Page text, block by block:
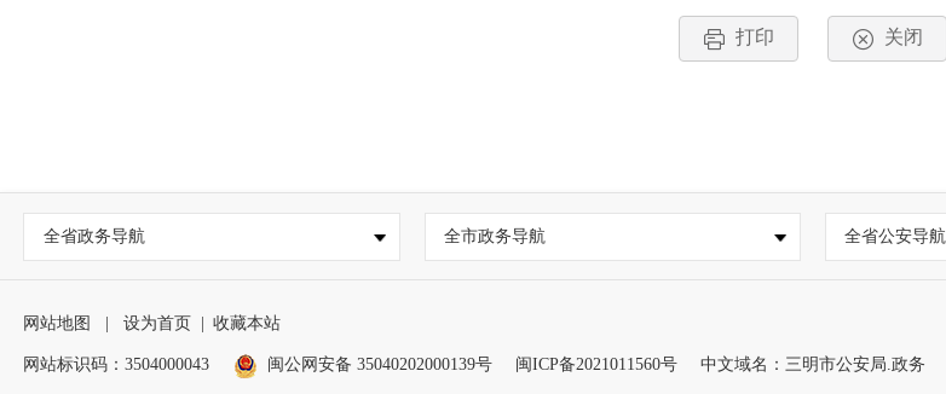
打印 关闭
全省政务导航 全市政务导航 全省公安导航
网站地图 设为首页 收藏本站
网站标识码：3504000043 闽公网安备 35040202000139号 闽ICP备2021011560号 中文域名：三明市公安局.政务